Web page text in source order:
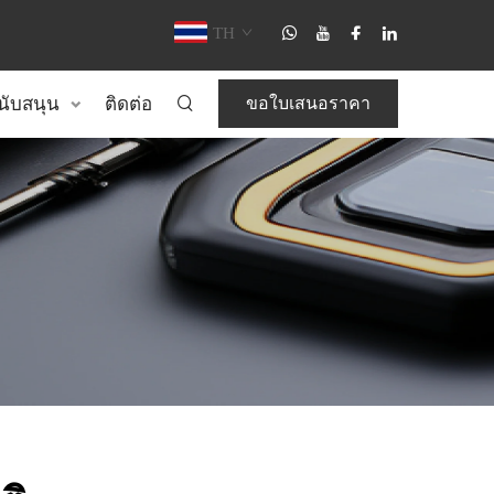
TH
บสนุน ติดต่อ ขอใบเสนอราคา